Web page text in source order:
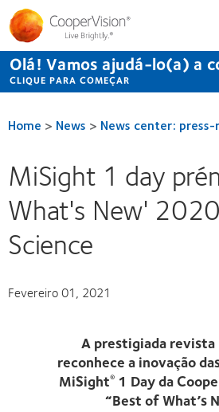
Passar
para
conteúdo
principal
Olá! Vamos ajudá-lo(a) a
CLIQUE PARA COMEÇAR
Home > News > News center: press-
MiSight 1 day
What's New'
Science
Fevereiro 01, 2021
A prestigiada revista
reconhece a inovação
MiSight® 1 Day da
“Best of What’s